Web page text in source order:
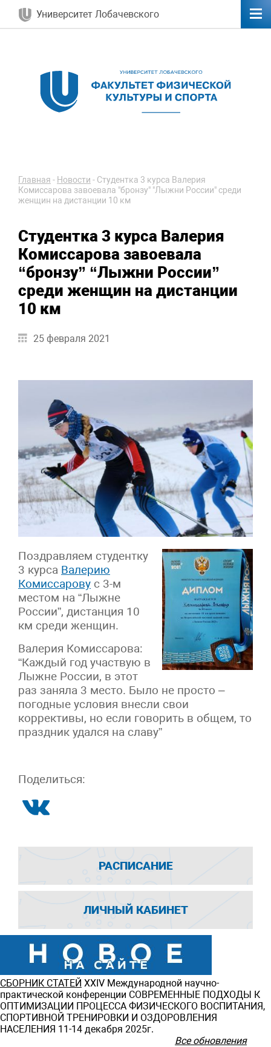
Университет Лобачевского
Главная - Новости - Студентка 3 курса Валерия
Комиссарова завоевала "бронзу" "Лыжни России" среди
женщин на дистанции 10 км
Студентка 3 курса Валерия
Комиссарова завоевала
“бронзу” “Лыжни России”
среди женщин на дистанции
10 км
25 февраля 2021
Поздравляем студентку
3 курса Валерию
Комиссарову с 3-м
местом на “Лыжне
России”, дистанция 10
км среди женщин.
Валерия Комиссарова:
“Каждый год участвую в
Лыжне России, в этот
раз заняла 3 место. Было не просто –
погодные условия внесли свои
коррективы, но если говорить в общем, то
праздник удался на славу”
Поделиться:
РАСПИСАНИЕ
ЛИЧНЫЙ КАБИНЕТ
СБОРНИК СТАТЕЙ ХXIV Международной научно-
практической конференции СОВРЕМЕННЫЕ ПОДХОДЫ К
ОПТИМИЗАЦИИ ПРОЦЕССА ФИЗИЧЕСКОГО ВОСПИТАНИЯ,
СПОРТИВНОЙ ТРЕНИРОВКИ И ОЗДОРОВЛЕНИЯ
НАСЕЛЕНИЯ 11-14 декабря 2025г.
Все обновления